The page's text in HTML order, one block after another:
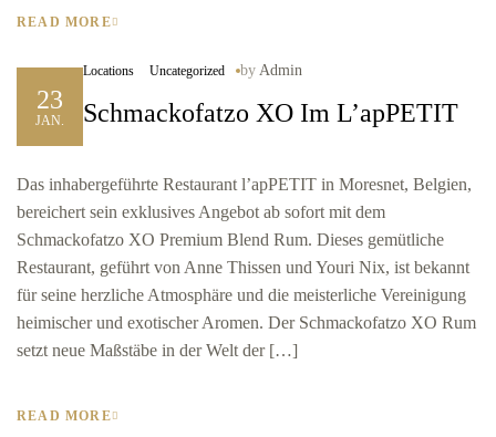
READ MORE
23
JAN.
Locations Uncategorized by Admin
Schmackofatzo XO Im L’apPETIT
Das inhabergeführte Restaurant l’apPETIT in Moresnet, Belgien,
bereichert sein exklusives Angebot ab sofort mit dem
Schmackofatzo XO Premium Blend Rum. Dieses gemütliche
Restaurant, geführt von Anne Thissen und Youri Nix, ist bekannt
für seine herzliche Atmosphäre und die meisterliche Vereinigung
heimischer und exotischer Aromen. Der Schmackofatzo XO Rum
setzt neue Maßstäbe in der Welt der […]
READ MORE